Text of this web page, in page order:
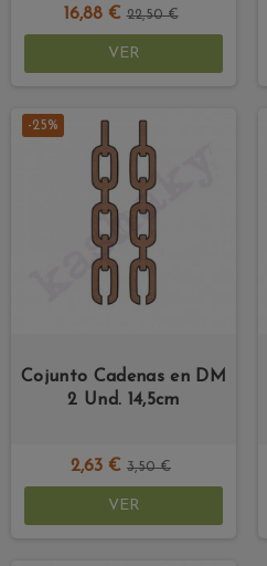
16,88 € 22,50 €
VER
-25%
Cojunto Cadenas en DM
2 Und. 14,5cm
2,63 € 3,50 €
VER